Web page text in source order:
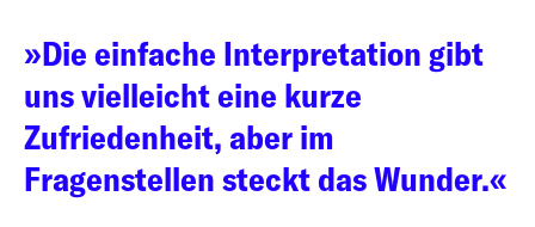
»Die einfache Interpretation gibt
uns vielleicht eine kurze
Zufriedenheit, aber im
Fragenstellen steckt das Wunder.«